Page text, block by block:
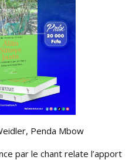
Penda Mbow
par le chant relate l’apport